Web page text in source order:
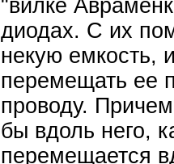
"вилке
диодах. С их
некую емкость,
перемещать ее
проводу.
бы вдоль него,
перемещается